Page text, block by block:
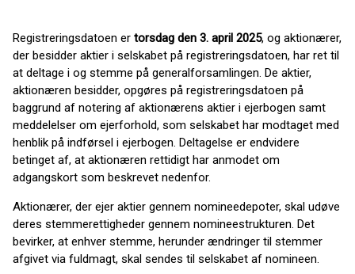
Registreringsdatoen er torsdag den 3. april 2025, og aktionærer,
der besidder aktier i selskabet på registre­rings­datoen, har ret til
at deltage i og stemme på generalforsamlingen. De aktier,
aktionæren besidder, opgøres på registreringsdatoen på
baggrund af notering af aktionærens aktier i ejerbogen samt
meddelelser om ejerforhold, som selskabet har modtaget med
henblik på indførsel i ejerbogen. Deltagelse er endvidere
betinget af, at aktionæren rettidigt har anmodet om
adgangskort som beskrevet nedenfor.
Aktionærer, der ejer aktier gennem nomineedepoter, skal udøve
deres stemmerettigheder gennem nomineestrukturen. Det
bevirker, at enhver stemme, herunder ændringer til stemmer
afgivet via fuldmagt, skal sendes til selskabet af nomineen.